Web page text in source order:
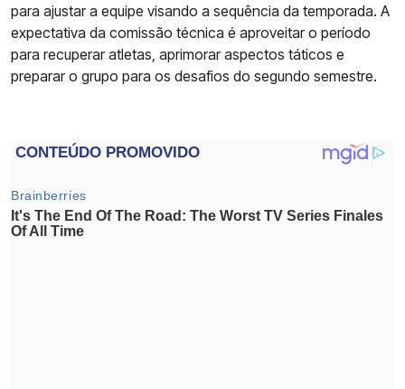
para ajustar a equipe visando a sequência da temporada. A
expectativa da comissão técnica é aproveitar o período
para recuperar atletas, aprimorar aspectos táticos e
preparar o grupo para os desafios do segundo semestre.